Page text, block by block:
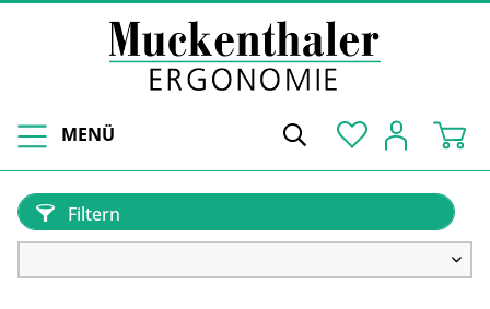
MENÜ
Filtern